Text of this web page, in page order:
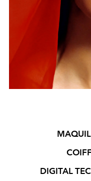
DIGITAL